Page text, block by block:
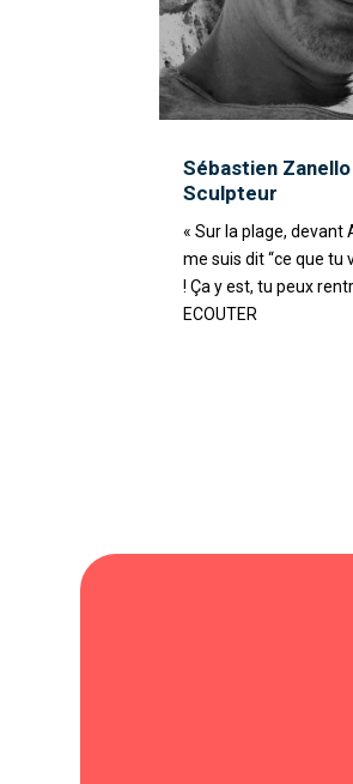
Sébastien
Sculpteur
« Sur la plage, devant
me suis dit “ce que tu
! Ça y est, tu peux
ECOUTER